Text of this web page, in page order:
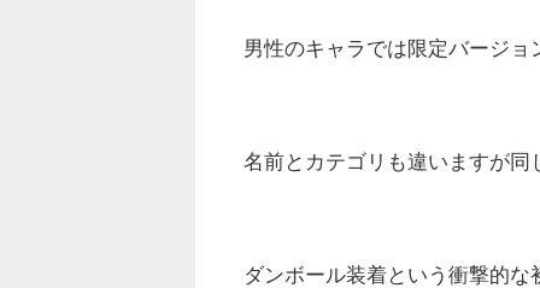
男性のキャラでは限定バージ
名前とカテゴリも違いますが同
ダンボール装着という衝撃的